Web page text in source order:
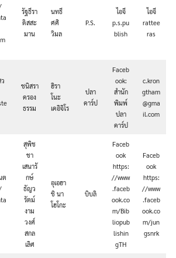
รัฐธีรา
ดิสสะ
มาน
นทธี
ศศิ
วิมล
P.S.
ไอจี
p.s.pu
blish
ไอจี
rattee
ras
ชนิสรา
ครอง
ธรรม
ฮิรา
โนะ
เคอิจิโร
ปลา
คาร์ป
Faceb
ook:
สำนัก
พิมพ์
ปลา
คาร์ป
c.kron
gtham
@gma
il.com
ต
สุพิช
ชา
เสนารั
กษ์
ธัญว
รัตม์
งาม
วงศ์
สกล
เลิศ
อุเอฮา
ชิ นา
โฮโกะ
บิบลิ
Faceb
ook
https:
//www
.faceb
ook.co
m/Bib
liopub
lishin
gTH
Faceb
ook
https:
//www
.faceb
ook.co
m/jun
gsnrk